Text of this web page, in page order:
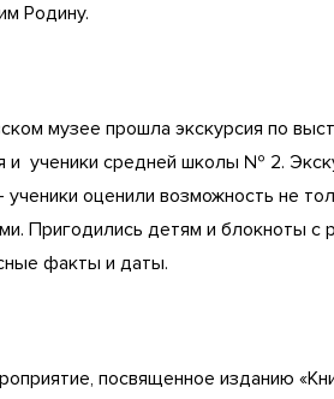
Родину.
музее прошла экскурсия по
и ученики средней школы № 2.
ученики оценили возможность не
Пригодились детям и блокноты
факты и даты.
посвященное изданию